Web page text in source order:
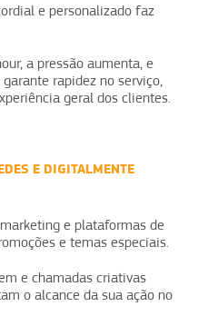
e personalizado faz
a pressão aumenta, e
rapidez no serviço,
geral dos clientes.
E DIGITALMENTE
e plataformas de
e temas especiais.
e chamadas criativas
o alcance da sua ação no